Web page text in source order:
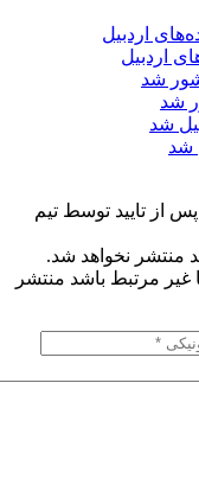
شد
شد
از تایید توسط تیم
منتشر نخواهد شد.
غیر مرتبط باشد منتشر